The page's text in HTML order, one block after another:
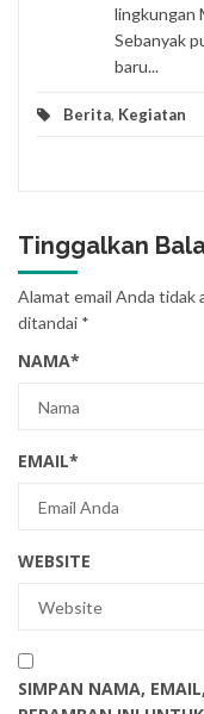
lingkungan
Sebanyak
baru...
Berita, Kegiatan
Tinggalkan
Alamat email Anda tidak
ditandai *
NAMA*
EMAIL*
WEBSITE
SIMPAN NAMA,